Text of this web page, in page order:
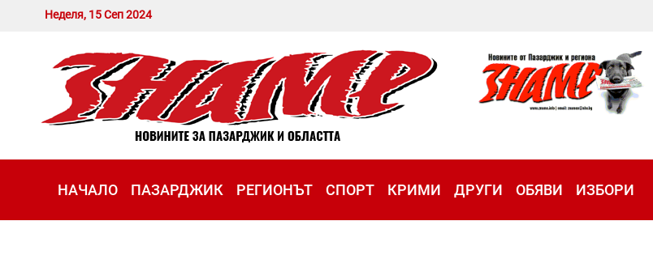
Неделя, 15 Сеп 2024
НАЧАЛО ПАЗАРДЖИК РЕГИОНЪТ СПОРТ КРИМИ ДРУГИ ОБЯВИ ИЗБОРИ